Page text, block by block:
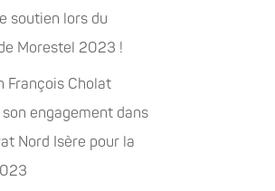
soutien lors du
Morestel 2023 !
François Cholat
engagement dans
Nord Isère pour la